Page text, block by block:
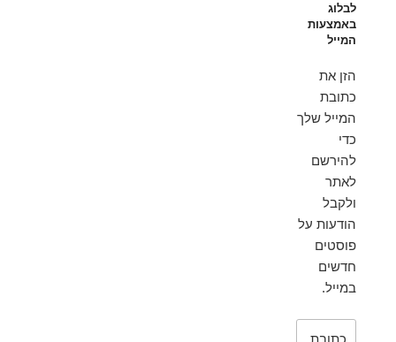
לבלוג
באמצעות
המייל
הזן את
כתובת
המייל שלך
כדי
להירשם
לאתר
ולקבל
הודעות על
פוסטים
חדשים
במייל.